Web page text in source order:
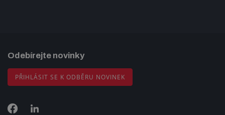
Odebírejte novinky
PŘIHLÁSIT SE K ODBĚRU NOVINEK